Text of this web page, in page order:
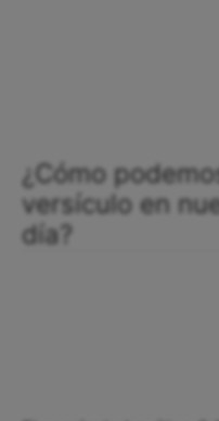
¿Cómo
versículo en
día?